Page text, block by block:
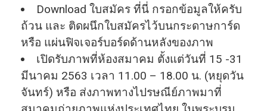
Download ใบสมัคร ที่นี่ กรอกข้อมูลให้ครับ
ถ้วน และ ติดผนึกใบสมัครไว้บนกระดาษการ์ด
หรือ แผ่นฟิจเจอร์บอร์ดด้านหลังของภาพ
เปิดรับภาพที่ห้องสมาคม ตั้งแต่วันที่ 15 -31
มีนาคม 2563 เวลา 11.00 – 18.00 น. (หยุดวัน
จันทร์) หรือ ส่งภาพทางไปรษณีย์ภาพมาที่